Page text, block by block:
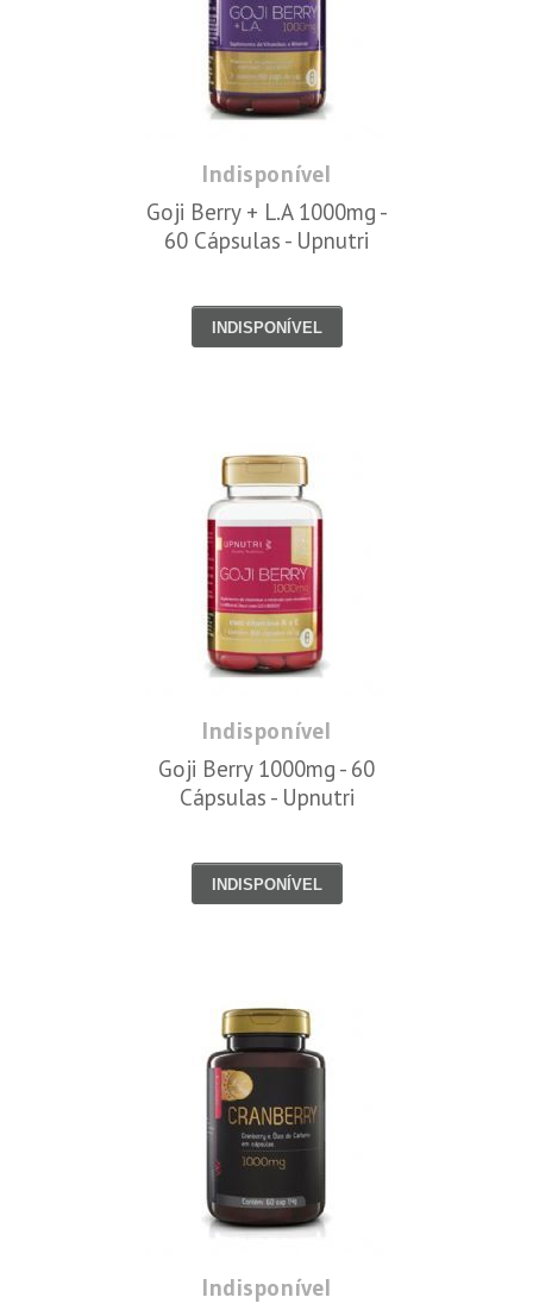
Indisponível
Goji Berry + L.A 1000mg -
60 Cápsulas - Upnutri
INDISPONÍVEL
Indisponível
Goji Berry 1000mg - 60
Cápsulas - Upnutri
INDISPONÍVEL
Indisponível